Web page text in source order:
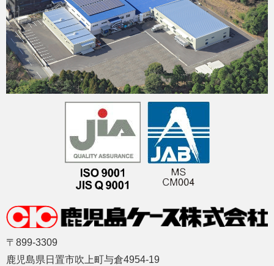
〒899-3309
鹿児島県日置市吹上町与倉4954-19